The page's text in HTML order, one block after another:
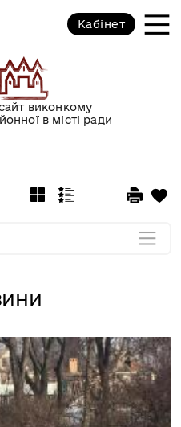
виконкому
в місті ради
Кабінет